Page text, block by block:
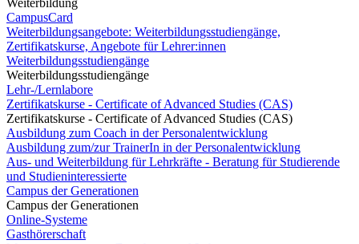
Weiterbildung
CampusCard
Weiterbildungsangebote: Weiterbildungsstudiengänge,
Zertifikatskurse, Angebote für Lehrer:innen
Weiterbildungsstudiengänge
Weiterbildungsstudiengänge
Lehr-/Lernlabore
Zertifikatskurse - Certificate of Advanced Studies (CAS)
Zertifikatskurse - Certificate of Advanced Studies (CAS)
Ausbildung zum Coach in der Personalentwicklung
Ausbildung zum/zur TrainerIn in der Personalentwicklung
Aus- und Weiterbildung für Lehrkräfte - Beratung für Studierende
und Studieninteressierte
Campus der Generationen
Campus der Generationen
Online-Systeme
Gasthörerschaft